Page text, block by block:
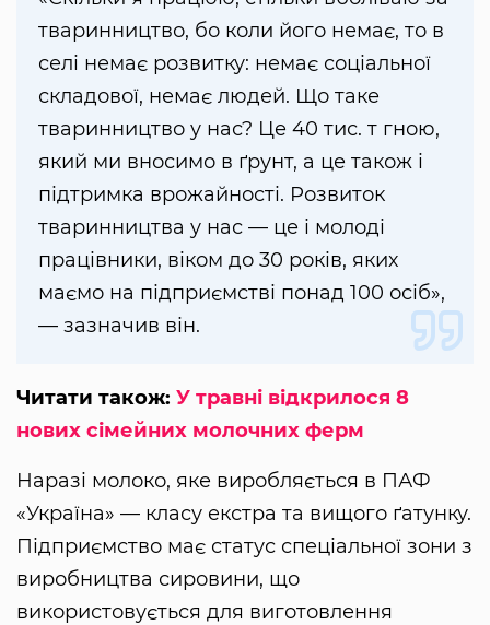
тваринництво, бо коли його немає, то в
селі немає розвитку: немає соціальної
складової, немає людей. Що таке
тваринництво у нас? Це 40 тис. т гною,
який ми вносимо в ґрунт, а це також і
підтримка врожайності. Розвиток
тваринництва у нас — це і молоді
працівники, віком до 30 років, яких
маємо на підприємстві понад 100 осіб»,
— зазначив він.
Читати також: У травні відкрилося 8
нових сімейних молочних ферм
Наразі молоко, яке виробляється в ПАФ
«Україна» — класу екстра та вищого ґатунку.
Підприємство має статус спеціальної зони з
виробництва сировини, що
використовується для виготовлення